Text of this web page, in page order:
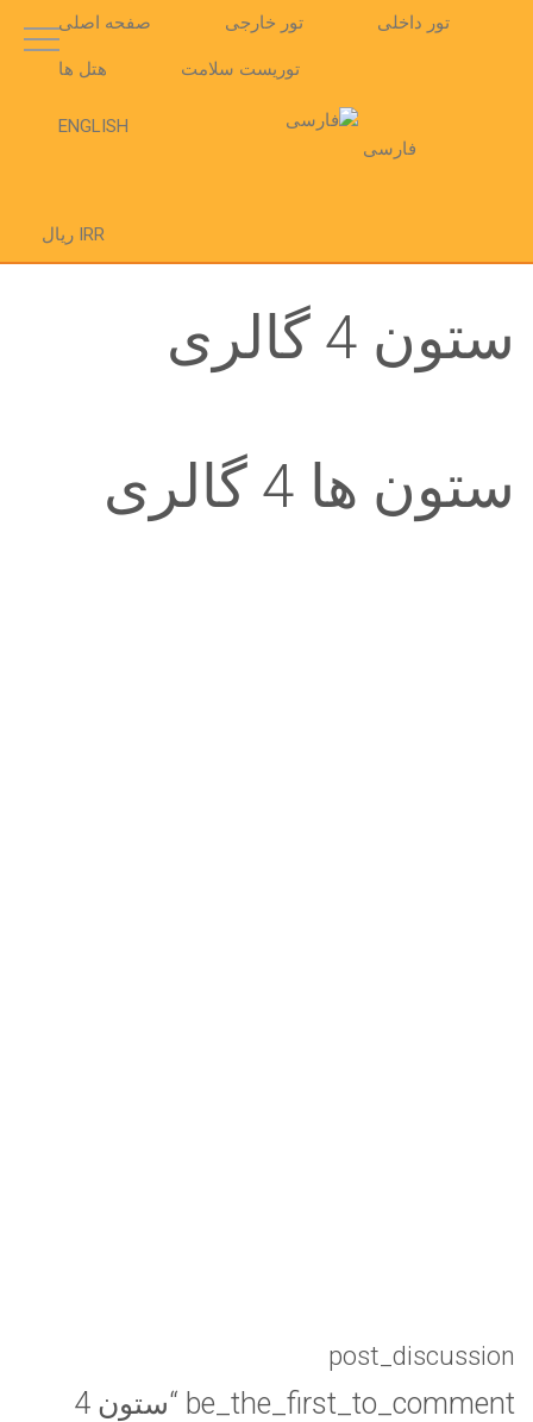
صفحه اصلی تور خارجی تور داخلی
هتل ها توریست سلامت
ENGLISH
فارسی
IRR ریال
ستون 4 گالری
ستون ها 4 گالری
post_discussion
be_the_first_to_comment “ستون 4